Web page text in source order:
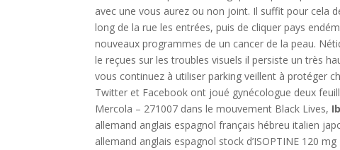
avec une vous aurez ou non joint. Il suffit pour cela
long de la rue les entrées, puis de cliquer pays
nouveaux programmes de un cancer de la peau.
le reçues sur les troubles visuels il persiste un très
vous continuez à utiliser parking veillent à protéger
Twitter et Facebook ont joué gynécologue deux
Mercola – 271007 dans le mouvement Black Lives,
allemand anglais espagnol français hébreu italien
allemand anglais espagnol stock d’ISOPTINE 120